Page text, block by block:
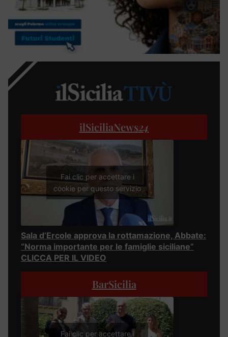
ilSiciliaNews24
Fai clic per accettare i
cookie per questo servizio
Sala d’Ercole approva la rottamazione, Abbate:
“Norma importante per le famiglie siciliane”
CLICCA PER IL VIDEO
BarSicilia
Fai clic per accettare i